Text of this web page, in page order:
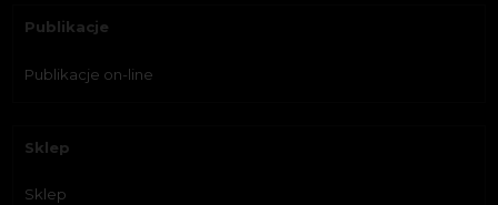
Publikacje
Publikacje on-line
Sklep
Sklep